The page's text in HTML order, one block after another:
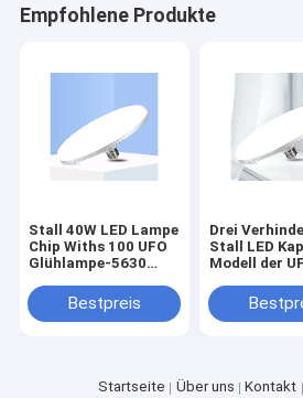
Empfohlene Produkte
Stall 40W LED Lampe
Chip Withs 100 UFO
Glühlampe-5630
energiesparendes
Bestpreis
Drei
Stall LED
Modell der
30W E27
Startseite Über uns Kontakt